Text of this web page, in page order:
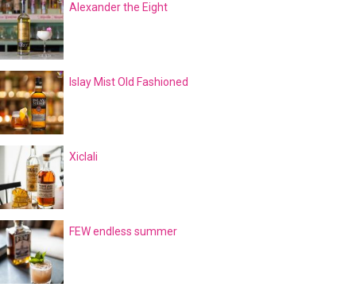
Alexander the Eight
Islay Mist Old Fashioned
Xiclali
FEW endless summer